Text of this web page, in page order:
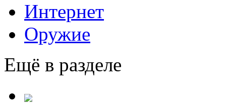
Интернет
Оружие
Ещё в разделе